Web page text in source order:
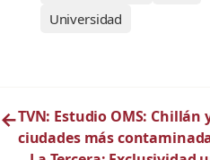
Universidad
←TVN: Estudio OMS: Chillán
ciudades más